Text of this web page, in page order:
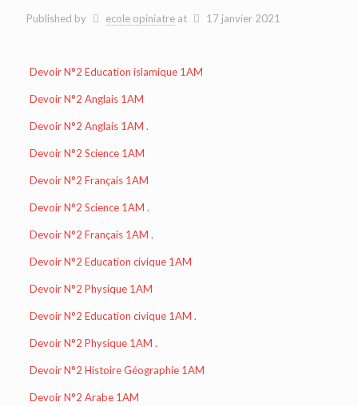
Published by ecole opiniatre at 17 janvier 2021
Devoir N°2 Education islamique 1AM
Devoir N°2 Anglais 1AM
Devoir N°2 Anglais 1AM .
Devoir N°2 Science 1AM
Devoir N°2 Français 1AM
Devoir N°2 Science 1AM .
Devoir N°2 Français 1AM .
Devoir N°2 Education civique 1AM
Devoir N°2 Physique 1AM
Devoir N°2 Education civique 1AM .
Devoir N°2 Physique 1AM .
Devoir N°2 Histoire Géographie 1AM
Devoir N°2 Arabe 1AM